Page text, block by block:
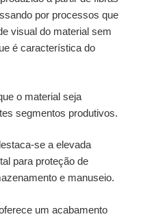
por processos que
visual do material sem
é característica do
o material seja
segmentos produtivos.
se a elevada
para proteção de
e manuseio.
um acabamento